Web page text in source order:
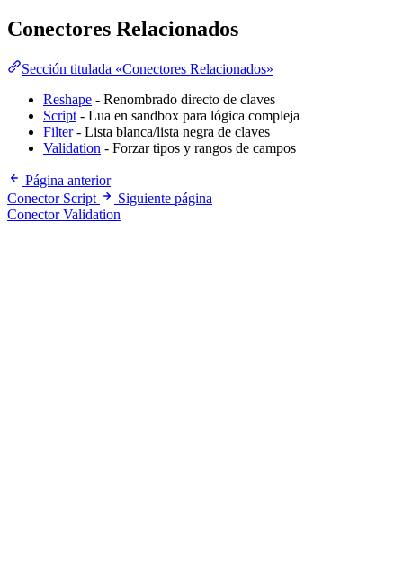
Conectores Relacionados
Sección titulada «Conectores Relacionados»
Reshape - Renombrado directo de claves
Script - Lua en sandbox para lógica compleja
Filter- Lista blanca/lista negra de claves
Validation - Forzar tipos y rangos de campos
Página anterior
Conector Script
Siguiente página
Conector Validation